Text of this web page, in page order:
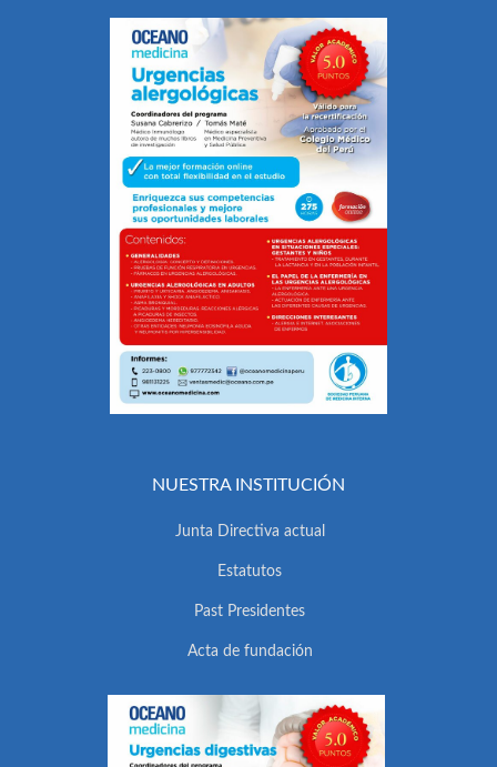
NUESTRA INSTITUCIÓN
Junta Directiva actual
Estatutos
Past Presidentes
Acta de fundación